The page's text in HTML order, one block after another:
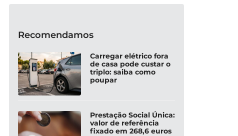
Recomendamos
Carregar elétrico fora
de casa pode custar o
triplo: saiba como
poupar
Prestação Social Única:
valor de referência
fixado em 268,6 euros